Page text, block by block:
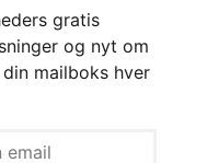
gratis
og nyt om
mailboks hver